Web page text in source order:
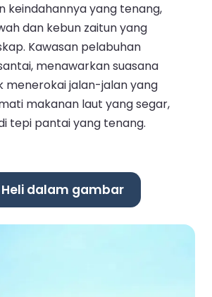
keindahannya yang tenang,
dan kebun zaitun yang
Kawasan pelabuhan
menawarkan suasana
menerokai jalan-jalan yang
makanan laut yang segar,
tepi pantai yang tenang.
dalam gambar